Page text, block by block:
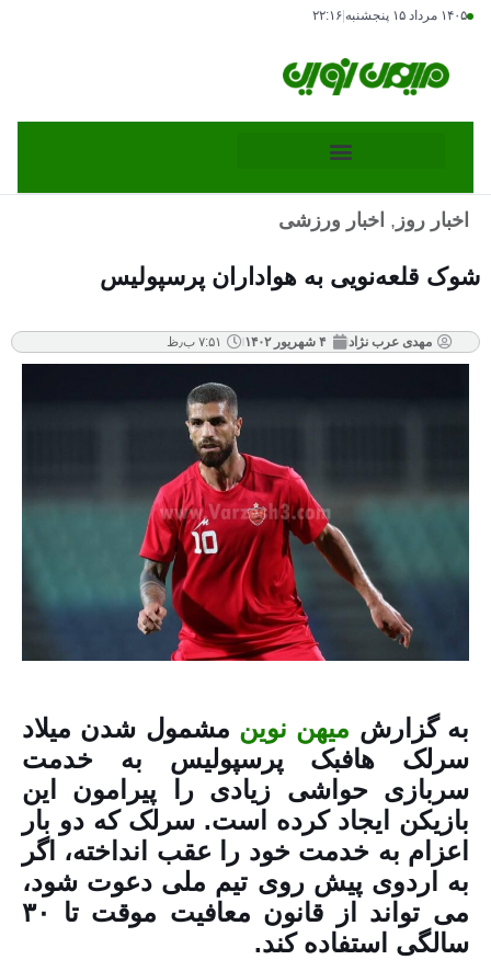
۱۴۰۵ مرداد ۱۵ پنجشنبه ۲۲:۱۶
اخبار روز , اخبار ورزشی
شوک قلعه‌نویی به هواداران پرسپولیس
مهدی عرب نژاد ۴ شهریور ۱۴۰۲ ۷:۵۱ ب٫ظ
به گزارش میهن نوین مشمول شدن میلاد
سرلک هافبک پرسپولیس به خدمت
سربازی حواشی زیادی را پیرامون این
بازیکن ایجاد کرده است. سرلک که دو بار
اعزام به خدمت خود را عقب انداخته، اگر
به اردوی پیش روی تیم ملی دعوت شود،
می تواند از قانون معافیت موقت تا ۳۰
سالگی استفاده کند.